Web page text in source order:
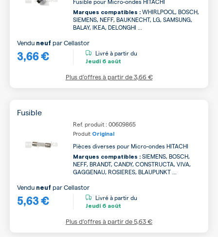
Marques compatibles : WHIRLPOOL, BOSCH,
SIEMENS, NEFF, BAUKNECHT, LG, SAMSUNG,
BALAY, IKEA, DELONGHI ...
3,66 €
Vendu neuf parCellastor
Livré à partir du
Jeudi 6 août
Plus d’offres à partir de3,66 €
Fusible
Ref. produit : 00609865
Produit Original
Pièces diverses pour Micro-ondes HITACHI
Marques compatibles : SIEMENS, BOSCH,
NEFF, BRANDT, CANDY, CONSTRUCTA, VIVA,
GAGGENAU, ROSIERES, BLAUPUNKT ...
5,63 €
Vendu neuf parCellastor
Livré à partir du
Jeudi 6 août
Plus d’offres à partir de5,63 €